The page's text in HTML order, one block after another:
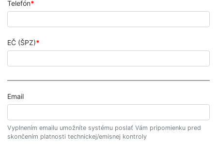
Telefón
EČ (ŠPZ)
Email
Vyplnením emailu umožníte systému poslať Vám pripomienku pred
skončením platnosti technickej/emisnej kontroly